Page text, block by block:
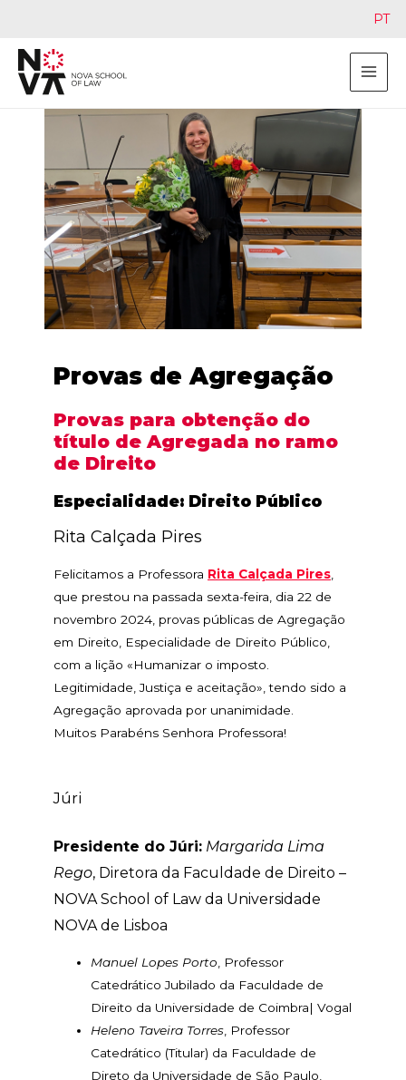
Provas de Agregação
Provas para obtenção do
título de Agregada no ramo
de Direito
Especialidade: Direito Público
Rita Calçada Pires
Felicitamos a Professora Rita Calçada Pires
que prestou na passada sexta-feira, dia 22 de
novembro 2024, provas públicas de Agregação
em Direito, Especialidade de Direito Público,
com a lição «Humanizar o imposto.
Legitimidade, Justiça e aceitação», tendo sido a
Agregação aprovada por unanimidade.
Muitos Parabéns Senhora Professora!
Júri
Presidente do Júri: Margarida Lima
Rego, Diretora da Faculdade de Direito –
NOVA School of Law da Universidade
NOVA de Lisboa
Manuel Lopes Porto , Professor
Catedrático Jubilado da Faculdade de
Direito da Universidade de Coimbra| Vogal
Heleno Taveira Torres , Professor
Catedrático (Titular) da Faculdade de
Direto da Universidade de São Paulo,
PT